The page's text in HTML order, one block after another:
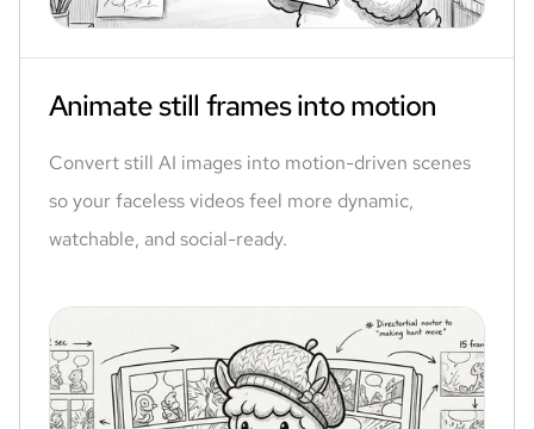
Animate still frames into motion
Convert still AI images into motion-driven scenes
so your faceless videos feel more dynamic,
watchable, and social-ready.